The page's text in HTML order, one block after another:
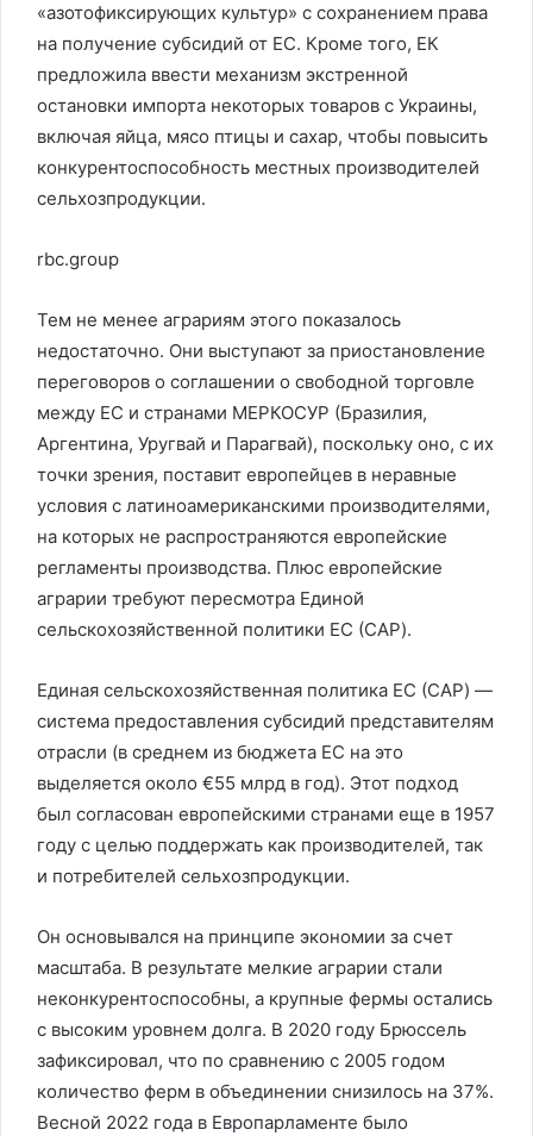
«азотофиксирующих культур» с сохранением права
на получение субсидий от ЕС. Кроме того, ЕК
предложила ввести механизм экстренной
остановки импорта некоторых товаров с Украины,
включая яйца, мясо птицы и сахар, чтобы повысить
конкурентоспособность местных производителей
сельхозпродукции.
rbc.group
Тем не менее аграриям этого показалось
недостаточно. Они выступают за приостановление
переговоров о соглашении о свободной торговле
между ЕС и странами МЕРКОСУР (Бразилия,
Аргентина, Уругвай и Парагвай), поскольку оно, с их
точки зрения, поставит европейцев в неравные
условия с латиноамериканскими производителями,
на которых не распространяются европейские
регламенты производства. Плюс европейские
аграрии требуют пересмотра Единой
сельскохозяйственной политики ЕС (CAP).
Единая сельскохозяйственная политика ЕС (CAP) —
система предоставления субсидий представителям
отрасли (в среднем из бюджета ЕС на это
выделяется около €55 млрд в год). Этот подход
был согласован европейскими странами еще в 1957
году с целью поддержать как производителей, так
и потребителей сельхозпродукции.
Он основывался на принципе экономии за счет
масштаба. В результате мелкие аграрии стали
неконкурентоспособны, а крупные фермы остались
с высоким уровнем долга. В 2020 году Брюссель
зафиксировал, что по сравнению с 2005 годом
количество ферм в объединении снизилось на 37%.
Весной 2022 года в Европарламенте было